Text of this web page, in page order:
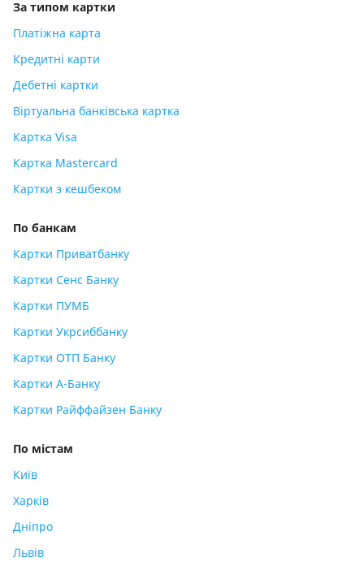
За типом картки
Платіжна карта
Кредитні карти
Дебетні картки
Віртуальна банківська картка
Картка Visa
Картка Mastercard
Картки з кешбеком
По банкам
Картки Приватбанку
Картки Сенс Банку
Картки ПУМБ
Картки Укрсиббанку
Картки ОТП Банку
Картки А-Банку
Картки Райффайзен Банку
По містам
Київ
Харків
Дніпро
Львів